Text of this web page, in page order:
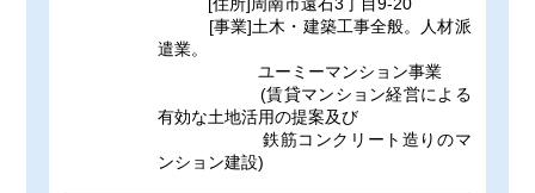
[事業]土木・建築工事全般。人材派
遣業。
ユーミーマンション事業
(賃貸マンション経営による
有効な土地活用の提案及び
鉄筋コンクリート造りのマ
ンション建設)